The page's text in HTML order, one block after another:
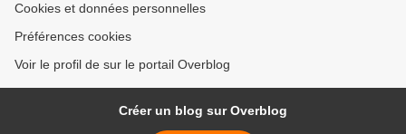
Cookies et données personnelles
Préférences cookies
Voir le profil de sur le portail Overblog
Créer un blog sur Overblog